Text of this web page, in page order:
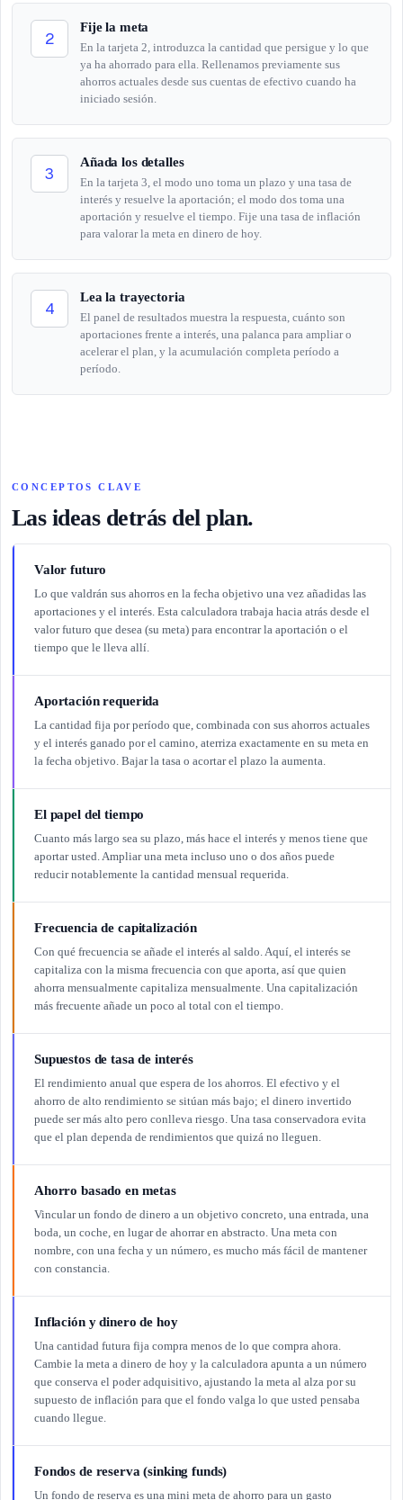
2
Fije la meta
En la tarjeta 2, introduzca la cantidad que persigue y lo que
ya ha ahorrado para ella. Rellenamos previamente sus
ahorros actuales desde sus cuentas de efectivo cuando ha
iniciado sesión.
3
Añada los detalles
En la tarjeta 3, el modo uno toma un plazo y una tasa de
interés y resuelve la aportación; el modo dos toma una
aportación y resuelve el tiempo. Fije una tasa de inflación
para valorar la meta en dinero de hoy.
4
Lea la trayectoria
El panel de resultados muestra la respuesta, cuánto son
aportaciones frente a interés, una palanca para ampliar o
acelerar el plan, y la acumulación completa período a
período.
CONCEPTOS CLAVE
Las ideas detrás del plan.
Valor futuro
Lo que valdrán sus ahorros en la fecha objetivo una vez añadidas las
aportaciones y el interés. Esta calculadora trabaja hacia atrás desde el
valor futuro que desea (su meta) para encontrar la aportación o el
tiempo que le lleva allí.
Aportación requerida
La cantidad fija por período que, combinada con sus ahorros actuales
y el interés ganado por el camino, aterriza exactamente en su meta en
la fecha objetivo. Bajar la tasa o acortar el plazo la aumenta.
El papel del tiempo
Cuanto más largo sea su plazo, más hace el interés y menos tiene que
aportar usted. Ampliar una meta incluso uno o dos años puede
reducir notablemente la cantidad mensual requerida.
Frecuencia de capitalización
Con qué frecuencia se añade el interés al saldo. Aquí, el interés se
capitaliza con la misma frecuencia con que aporta, así que quien
ahorra mensualmente capitaliza mensualmente. Una capitalización
más frecuente añade un poco al total con el tiempo.
Supuestos de tasa de interés
El rendimiento anual que espera de los ahorros. El efectivo y el
ahorro de alto rendimiento se sitúan más bajo; el dinero invertido
puede ser más alto pero conlleva riesgo. Una tasa conservadora evita
que el plan dependa de rendimientos que quizá no lleguen.
Ahorro basado en metas
Vincular un fondo de dinero a un objetivo concreto, una entrada, una
boda, un coche, en lugar de ahorrar en abstracto. Una meta con
nombre, con una fecha y un número, es mucho más fácil de mantener
con constancia.
Inflación y dinero de hoy
Una cantidad futura fija compra menos de lo que compra ahora.
Cambie la meta a dinero de hoy y la calculadora apunta a un número
que conserva el poder adquisitivo, ajustando la meta al alza por su
supuesto de inflación para que el fondo valga lo que usted pensaba
cuando llegue.
Fondos de reserva (sinking funds)
Un fondo de reserva es una mini meta de ahorro para un gasto